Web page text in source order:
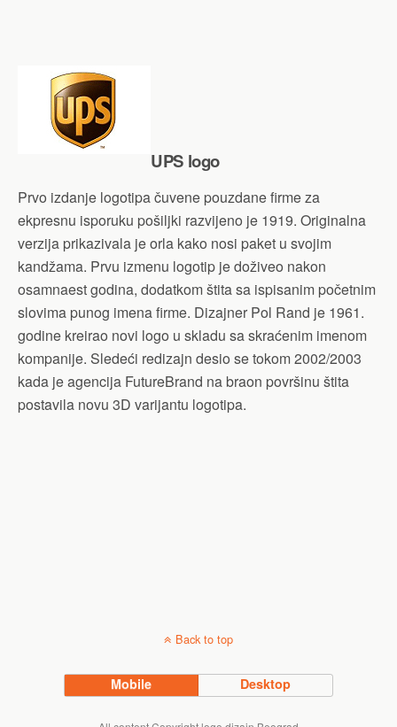
UPS logo
Prvo izdanje logotipa čuvene pouzdane firme za
ekpresnu isporuku pošiljki razvijeno je 1919. Originalna
verzija prikazivala je orla kako nosi paket u svojim
kandžama. Prvu izmenu logotip je doživeo nakon
osamnaest godina, dodatkom štita sa ispisanim početnim
slovima punog imena firme. Dizajner Pol Rand je 1961.
godine kreirao novi logo u skladu sa skraćenim imenom
kompanije. Sledeći redizajn desio se tokom 2002/2003
kada je agencija FutureBrand na braon površinu štita
postavila novu 3D varijantu logotipa.
Back to top
Mobile Desktop